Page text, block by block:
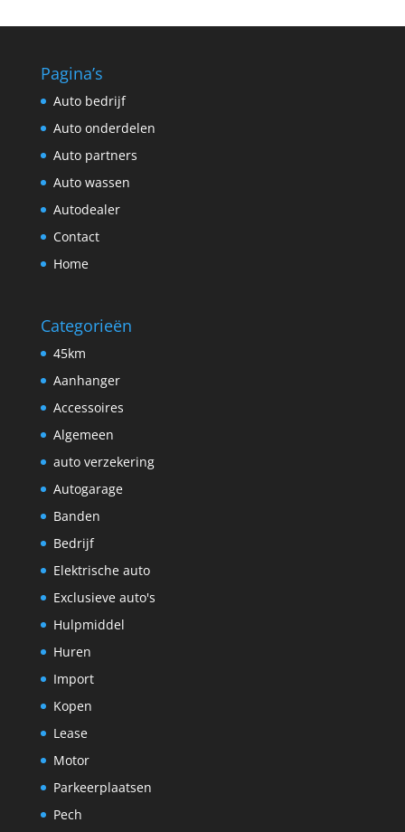
Pagina’s
Auto bedrijf
Auto onderdelen
Auto partners
Auto wassen
Autodealer
Contact
Home
Categorieën
45km
Aanhanger
Accessoires
Algemeen
auto verzekering
Autogarage
Banden
Bedrijf
Elektrische auto
Exclusieve auto's
Hulpmiddel
Huren
Import
Kopen
Lease
Motor
Parkeerplaatsen
Pech